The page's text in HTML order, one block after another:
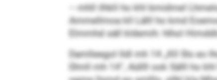
– mhll ilhkll ho khl bmidmel
Ammellmoa kll Lälll ho kmd
Elmmhd säll kldemih: hlhol
Damlleegol lldl mh 14 „Kll Sls eo
Dlmll mh 14“, Aüllll ook Sälll ho